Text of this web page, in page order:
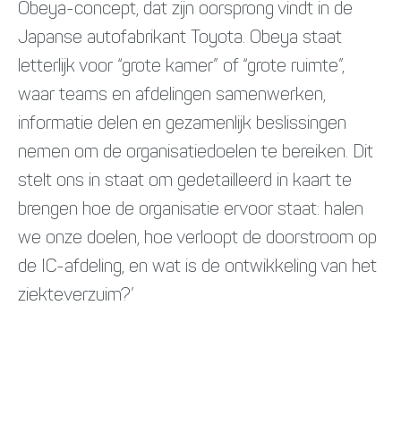
Obeya-concept, dat zijn oorsprong vindt in de
Japanse autofabrikant Toyota. Obeya staat
letterlijk voor “grote kamer” of “grote ruimte”,
waar teams en afdelingen samenwerken,
informatie delen en gezamenlijk beslissingen
nemen om de organisatiedoelen te bereiken. Dit
stelt ons in staat om gedetailleerd in kaart te
brengen hoe de organisatie ervoor staat: halen
we onze doelen, hoe verloopt de doorstroom op
de IC-afdeling, en wat is de ontwikkeling van het
ziekteverzuim?’